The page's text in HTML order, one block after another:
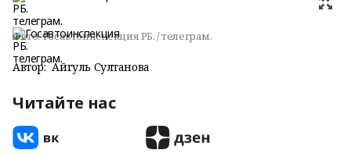
Фото: Госавтоинспекция РБ. / телеграм.
Автор: Айгуль Султанова
Читайте нас